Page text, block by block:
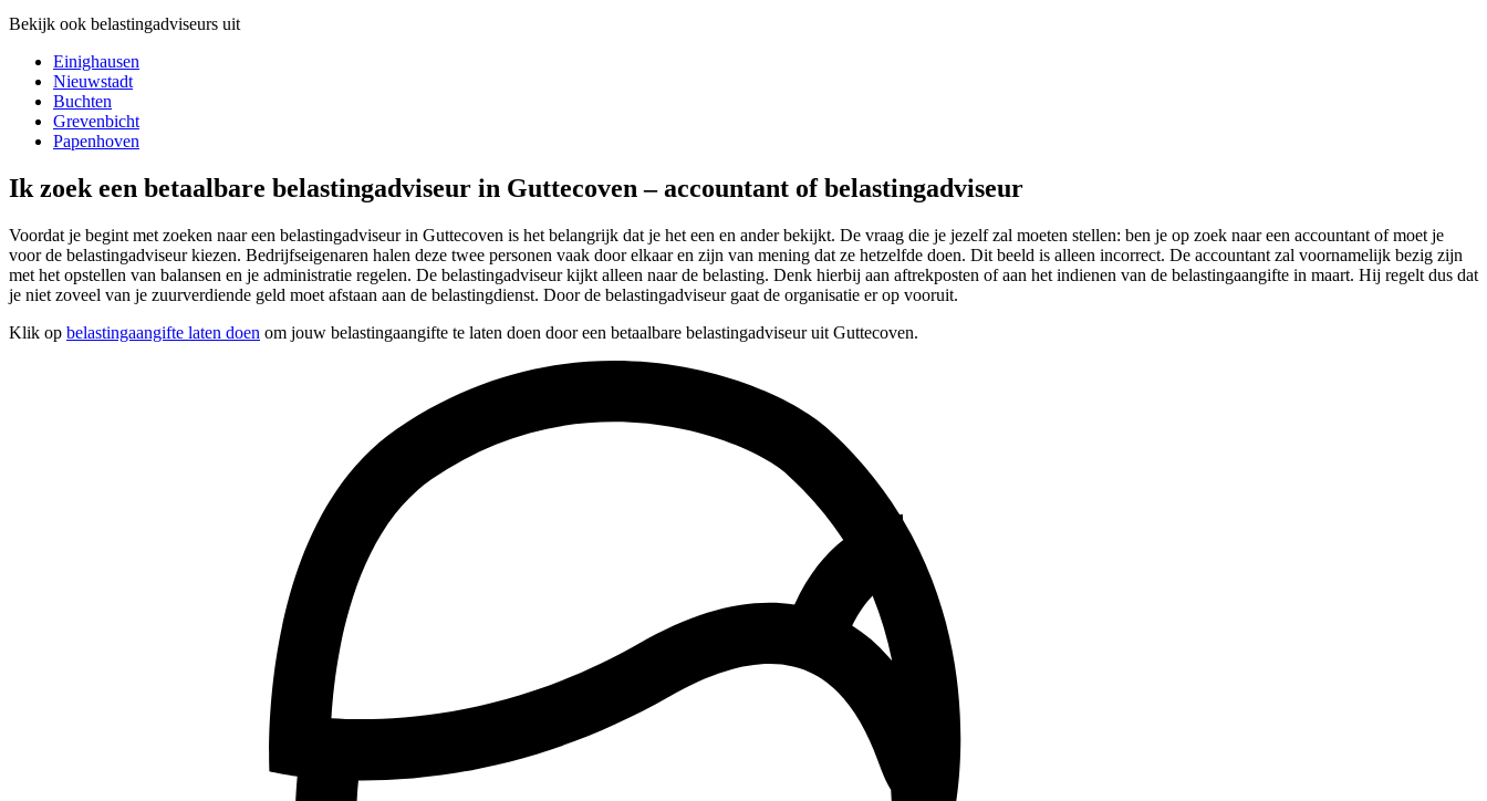
Bekijk ook belastingadviseurs uit
Einighausen
Nieuwstadt
Buchten
Grevenbicht
Papenhoven
Ik zoek een betaalbare belastingadviseur in Guttecoven – accountant of belastingadviseur
Voordat je begint met zoeken naar een belastingadviseur in Guttecoven is het belangrijk dat je het een en ander bekijkt. De vraag die je jezelf zal moeten stellen: ben je op zoek naar een accountant of moet je
voor de belastingadviseur kiezen. Bedrijfseigenaren halen deze twee personen vaak door elkaar en zijn van mening dat ze hetzelfde doen. Dit beeld is alleen incorrect. De accountant zal voornamelijk bezig zijn
met het opstellen van balansen en je administratie regelen. De belastingadviseur kijkt alleen naar de belasting. Denk hierbij aan aftrekposten of aan het indienen van de belastingaangifte in maart. Hij regelt dus dat
je niet zoveel van je zuurverdiende geld moet afstaan aan de belastingdienst. Door de belastingadviseur gaat de organisatie er op vooruit.
Klik op belastingaangifte laten doen om jouw belastingaangifte te laten doen door een betaalbare belastingadviseur uit Guttecoven.